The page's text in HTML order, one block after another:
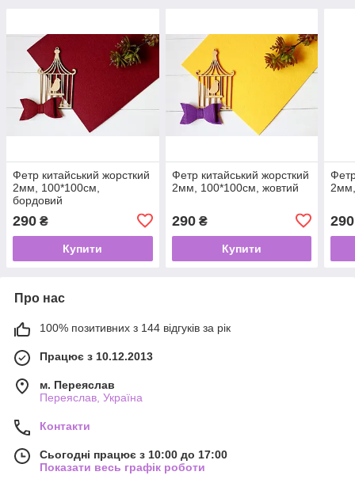
Фетр китайський жорсткий
2мм, 100*100см,
бордовий
290 ₴
Купити
Фетр китайський жорсткий
2мм, 100*100см, жовтий
290₴
Купити
290
Про нас
100% позитивних з 144 відгуків за рік
Працює з 10.12.2013
м. Переяслав
Переяслав, Україна
Контакти
Сьогодні працює з 10:00 до 17:00
Показати весь графік роботи